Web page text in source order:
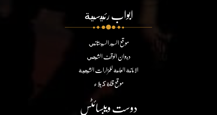
ابواب رئيسية
موقع السيد السيستاني
ديوان الوقف الشيعي
الامانة العامة للمزارات الشيعية
موقع قناة كربلاء
دوست ویبسائٹس